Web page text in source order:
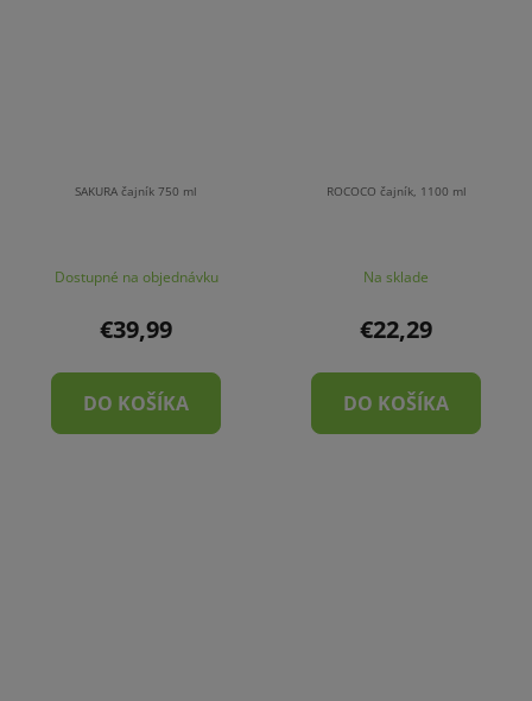
SAKURA čajník 750 ml
Dostupné na objednávku
€39,99
DO KOŠÍKA
ROCOCO čajník, 1100 ml
Na sklade
€22,29
DO KOŠÍKA